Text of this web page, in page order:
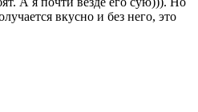
вкусно и без него, это